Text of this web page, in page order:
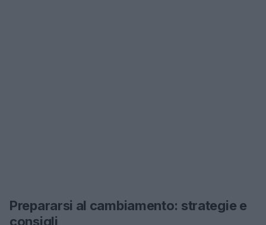
Prepararsi al cambiamento: strategie e
consigli